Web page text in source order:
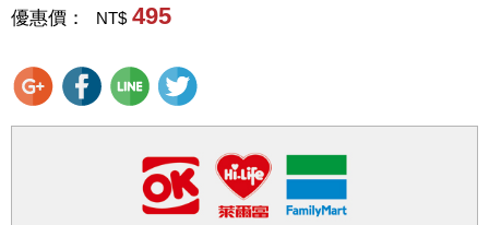
優惠價： NT$ 495